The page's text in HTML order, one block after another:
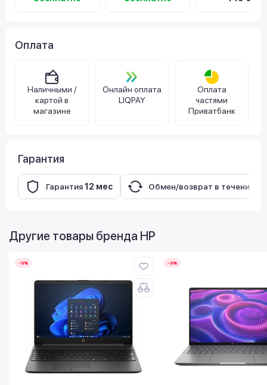
Оплата
Наличными /
картой в
магазине
Онлайн оплата
LIQPAY
Оплата
частями
Приватбанк
Гарантия
Гарантия12 мес Обмен/возврат в течение
Другие товары бренда HP
-9% -9%